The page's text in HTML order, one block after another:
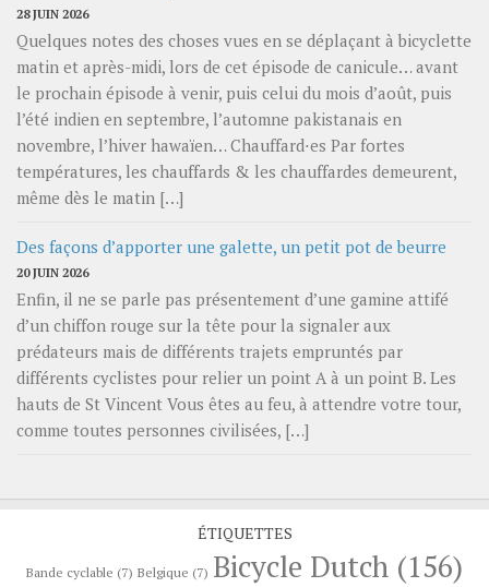
28 JUIN 2026
Quelques notes des choses vues en se déplaçant à bicyclette
matin et après-midi, lors de cet épisode de canicule… avant
le prochain épisode à venir, puis celui du mois d’août, puis
l’été indien en septembre, l’automne pakistanais en
novembre, l’hiver hawaïen… Chauffard⋅es Par fortes
températures, les chauffards & les chauffardes demeurent,
même dès le matin […]
Des façons d’apporter une galette, un petit pot de beurre
20 JUIN 2026
Enfin, il ne se parle pas présentement d’une gamine attifé
d’un chiffon rouge sur la tête pour la signaler aux
prédateurs mais de différents trajets empruntés par
différents cyclistes pour relier un point A à un point B. Les
hauts de St Vincent Vous êtes au feu, à attendre votre tour,
comme toutes personnes civilisées, […]
ÉTIQUETTES
Bande cyclable (7) Belgique (7) Bicycle Dutch (156)